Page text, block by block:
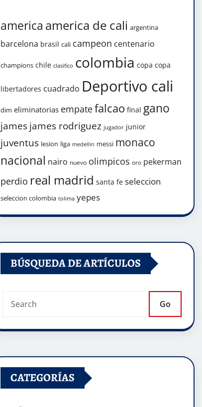
america america de cali argentina
barcelona brasil cali campeon centenario
champions chile clasifico colombia copa copa
libertadores cuadrado Deportivo cali
dim eliminatorias empatefalcao final gano
james james rodriguez jugador junior
juventus lesion liga medellin messi monaco
nacional nairo nuevo olimpicos oro pekerman
perdio real madrid santa fe seleccion
seleccion colombia tolima yepes
BÚSQUEDA DE ARTÍCULOS
Go
CATEGORÍAS